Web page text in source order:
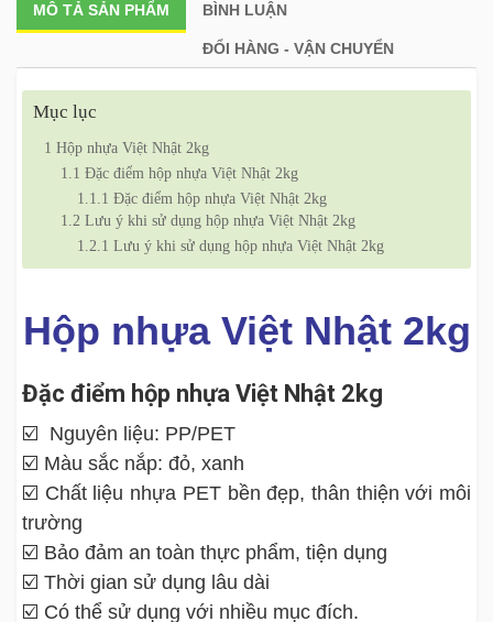
MÔ TẢ SẢN PHẨM BÌNH LUẬN
ĐỔI HÀNG - VẬN CHUYỂN
Mục lục
1 Hộp nhựa Việt Nhật 2kg
1.1 Đặc điểm hộp nhựa Việt Nhật 2kg
1.1.1 Đặc điểm hộp nhựa Việt Nhật 2kg
1.2 Lưu ý khi sử dụng hộp nhựa Việt Nhật 2kg
1.2.1 Lưu ý khi sử dụng hộp nhựa Việt Nhật 2kg
Hộp nhựa Việt Nhật 2kg
Đặc điểm hộp nhựa Việt Nhật 2kg
☑️ Nguyên liệu: PP/PET
☑️ Màu sắc nắp: đỏ, xanh
☑️ Chất liệu nhựa PET bền đẹp, thân thiện với môi
trường
☑️ Bảo đảm an toàn thực phẩm, tiện dụng
☑️ Thời gian sử dụng lâu dài
☑️ Có thể sử dụng với nhiều mục đích.